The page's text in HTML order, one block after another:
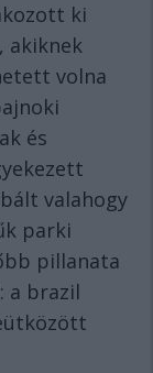
ki
akiknek
volna
és
valahogy
parki
pillanata
a brazil